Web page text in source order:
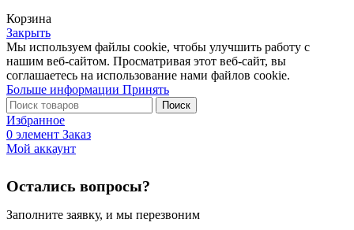
Корзина
Закрыть
Мы используем файлы cookie, чтобы улучшить работу с
нашим веб-сайтом. Просматривая этот веб-сайт, вы
соглашаетесь на использование нами файлов cookie.
Больше информации Больше
информации
Принять
Поиск
Избранное
0 элемент Заказ
Мой аккаунт
Остались вопросы?
Заполните заявку, и мы перезвоним